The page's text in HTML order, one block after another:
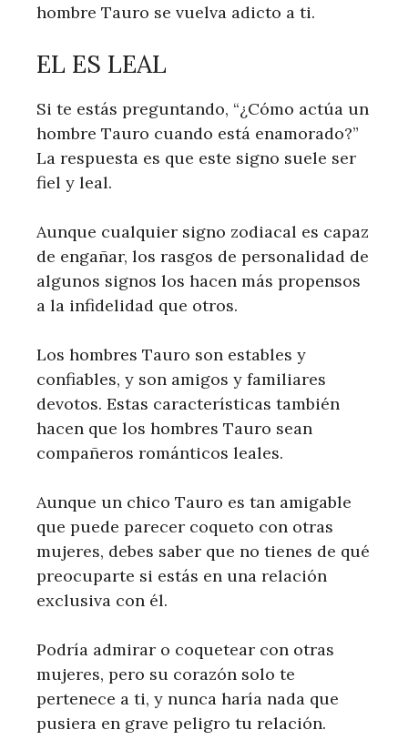
hombre Tauro se vuelva adicto a ti.
EL ES LEAL
Si te estás preguntando, “¿Cómo actúa un
hombre Tauro cuando está enamorado?”
La respuesta es que este signo suele ser
fiel y leal.
Aunque cualquier signo zodiacal es capaz
de engañar, los rasgos de personalidad de
algunos signos los hacen más propensos
a la infidelidad que otros.
Los hombres Tauro son estables y
confiables, y son amigos y familiares
devotos. Estas características también
hacen que los hombres Tauro sean
compañeros románticos leales.
Aunque un chico Tauro es tan amigable
que puede parecer coqueto con otras
mujeres, debes saber que no tienes de qué
preocuparte si estás en una relación
exclusiva con él.
Podría admirar o coquetear con otras
mujeres, pero su corazón solo te
pertenece a ti, y nunca haría nada que
pusiera en grave peligro tu relación.